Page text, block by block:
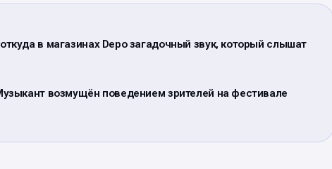
в магазинах Depo загадочный звук, который слышат
возмущён поведением зрителей на фестивале